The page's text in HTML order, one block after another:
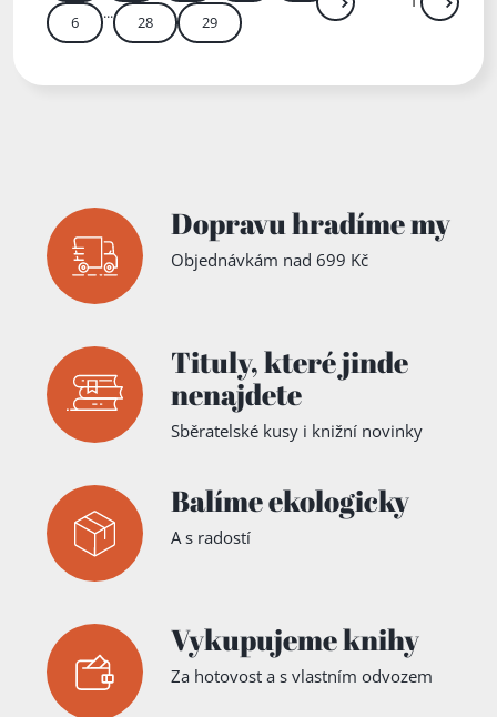
6 ... 28 29 Další Přejít
Dopravu hradíme my
Objednávkám nad 699 Kč
Tituly,které jinde
nenajdete
Sběratelské kusy i knižní novinky
Balíme ekologicky
A s radostí
Vykupujeme knihy
Za hotovost a s vlastním odvozem